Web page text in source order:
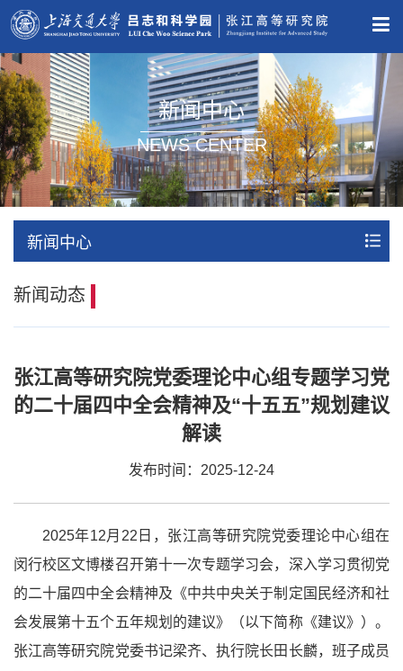
新闻中心
NEWS CENTER
新闻中心
新闻动态
张江高等研究院党委理论中心组专题学习党
的二十届四中全会精神及“十五五”规划建议
解读
发布时间：2025-12-24
2025年12月22日，张江高等研究院党委理论中心组在
闵行校区文博楼召开第十一次专题学习会，深入学习贯彻党
的二十届四中全会精神及《中共中央关于制定国民经济和社
会发展第十五个五年规划的建议》（以下简称《建议》）。
张江高等研究院党委书记梁齐、执行院长田长麟，班子成员